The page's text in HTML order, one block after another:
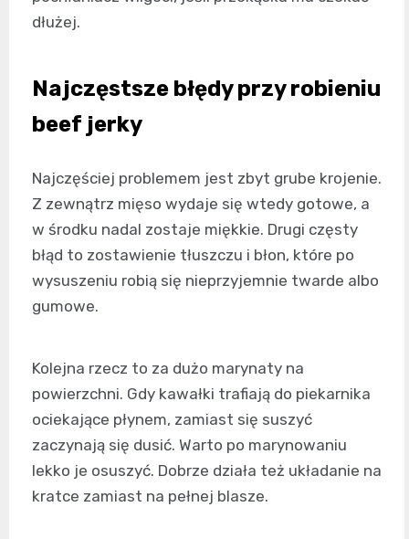
dłużej.
Najczęstsze błędy przy robieniu
beef jerky
Najczęściej problemem jest zbyt grube krojenie.
Z zewnątrz mięso wydaje się wtedy gotowe, a
w środku nadal zostaje miękkie. Drugi częsty
błąd to zostawienie tłuszczu i błon, które po
wysuszeniu robią się nieprzyjemnie twarde albo
gumowe.
Kolejna rzecz to za dużo marynaty na
powierzchni. Gdy kawałki trafiają do piekarnika
ociekające płynem, zamiast się suszyć
zaczynają się dusić. Warto po marynowaniu
lekko je osuszyć. Dobrze działa też układanie na
kratce zamiast na pełnej blasze.